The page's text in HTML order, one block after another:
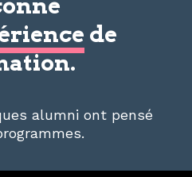
de
alumni ont pensé